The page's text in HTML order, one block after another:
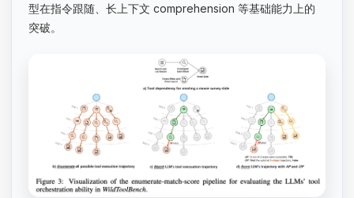
型在指令跟随、长上下文 comprehension 等基础能力上的
突破。